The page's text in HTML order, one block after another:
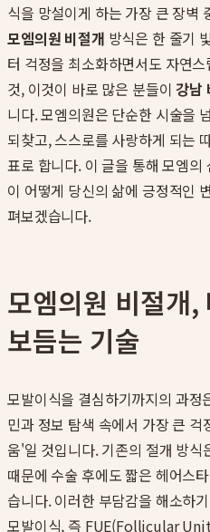
식을 망설이게 하는 가장 큰 장벽
모엠의원 비절개 방식은 한 줄기
터 걱정을 최소화하면서도 자연
것, 이것이 바로 많은 분들이 강남
니다. 모엠의원은 단순한 시술을
되찾고, 스스로를 사랑하게 되는
표로 합니다. 이 글을 통해 모엠
이 어떻게 당신의 삶에 긍정적인
펴보겠습니다.
모엠의원 비절개,
보듬는 기술
모발이식을 결심하기까지의 과정
민과 정보 탐색 속에서 가장 큰
움'일 것입니다. 기존의 절개 방식
때문에 수술 후에도 짧은 헤어스
습니다. 이러한 부담감을 해소하
모발이식, 즉 FUE(Follicular